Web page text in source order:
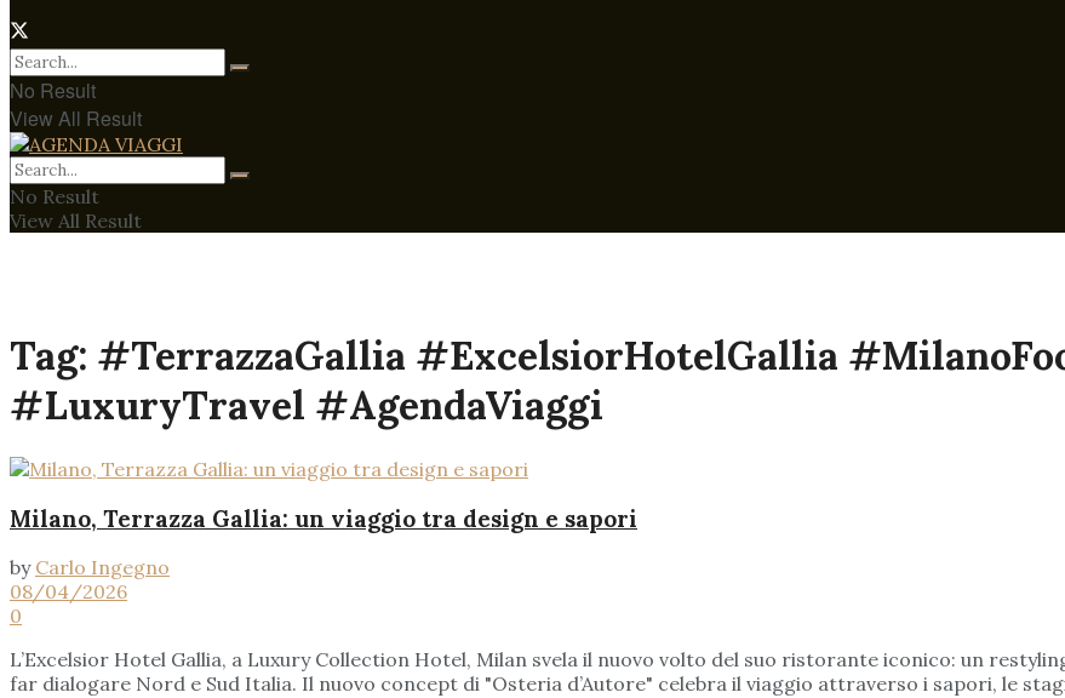
No Result
View All Result
No Result
View All Result
Tag: #TerrazzaGallia #ExcelsiorHotelGallia
#LuxuryTravel #AgendaViaggi
Milano, Terrazza Gallia: un viaggio tra design e sapori
by Carlo Ingegno
08/04/2026
0
L’Excelsior Hotel Gallia, a Luxury Collection Hotel, Milan svela il nuovo volto del suo ristorante iconico: un
far dialogare Nord e Sud Italia. Il nuovo concept di "Osteria d’Autore" celebra il viaggio attraverso i sapori, le